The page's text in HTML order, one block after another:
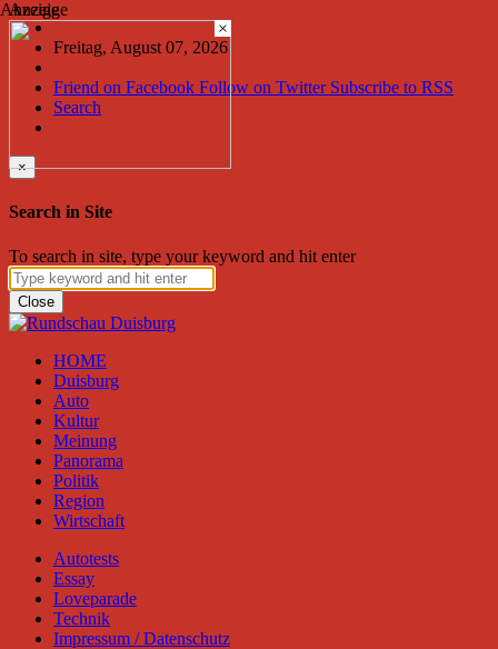
Freitag, August 07, 2026
Friend on Facebook Follow on Twitter Subscribe to RSS
Search
×
Search in Site
To search in site, type your keyword and hit enter
Close
HOME
Duisburg
Auto
Kultur
Meinung
Panorama
Politik
Region
Wirtschaft
Autotests
Essay
Loveparade
Technik
Impressum / Datenschutz
Anzeige
×
Anzeige